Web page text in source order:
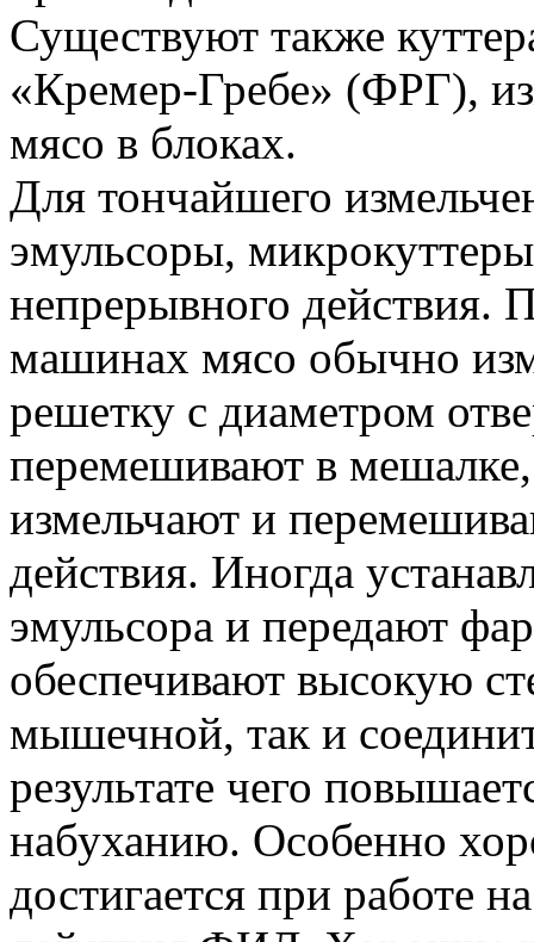
Существуют также
«Кремер-Гребе» (ФРГ),
мясо в блоках.
Для тончайшего
эмульсоры,
непрерывного действия.
машинах мясо обычно
решетку с диаметром
перемешивают в
измельчают и
действия. Иногда
эмульсора и передают
обеспечивают высокую
мышечной, так и
результате чего
набуханию. Особенно
достигается при работе